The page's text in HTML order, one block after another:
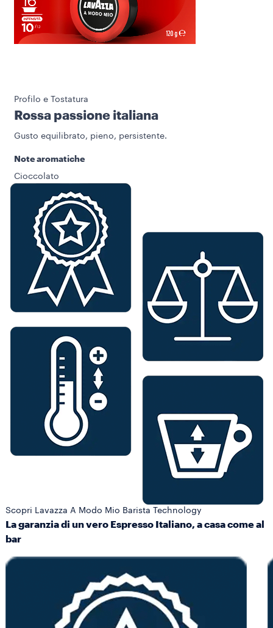
Profilo e Tostatura
Rossa passione italiana
Gusto equilibrato, pieno, persistente.
Note aromatiche
Cioccolato
Scopri Lavazza A Modo Mio Barista Technology
La garanzia di un vero Espresso Italiano, a casa come al
bar